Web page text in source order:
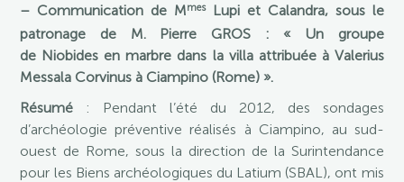
– Communication de MmesLupi et Calandra, sous le
patronage de M. Pierre GROS : « Un groupe
de Niobides en marbre dans la villa attribuée à Valerius
Messala Corvinus à Ciampino (Rome) ».
Résumé : Pendant l’été du 2012, des sondages
d’archéologie préventive réalisés à Ciampino, au sud-
ouest de Rome, sous la direction de la Surintendance
pour les Biens archéologiques du Latium (SBAL), ont mis